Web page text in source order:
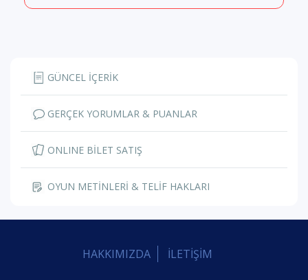
GÜNCEL İÇERİK
GERÇEK YORUMLAR & PUANLAR
ONLINE BİLET SATIŞ
OYUN METİNLERİ & TELİF HAKLARI
HAKKIMIZDA İLETİŞİM